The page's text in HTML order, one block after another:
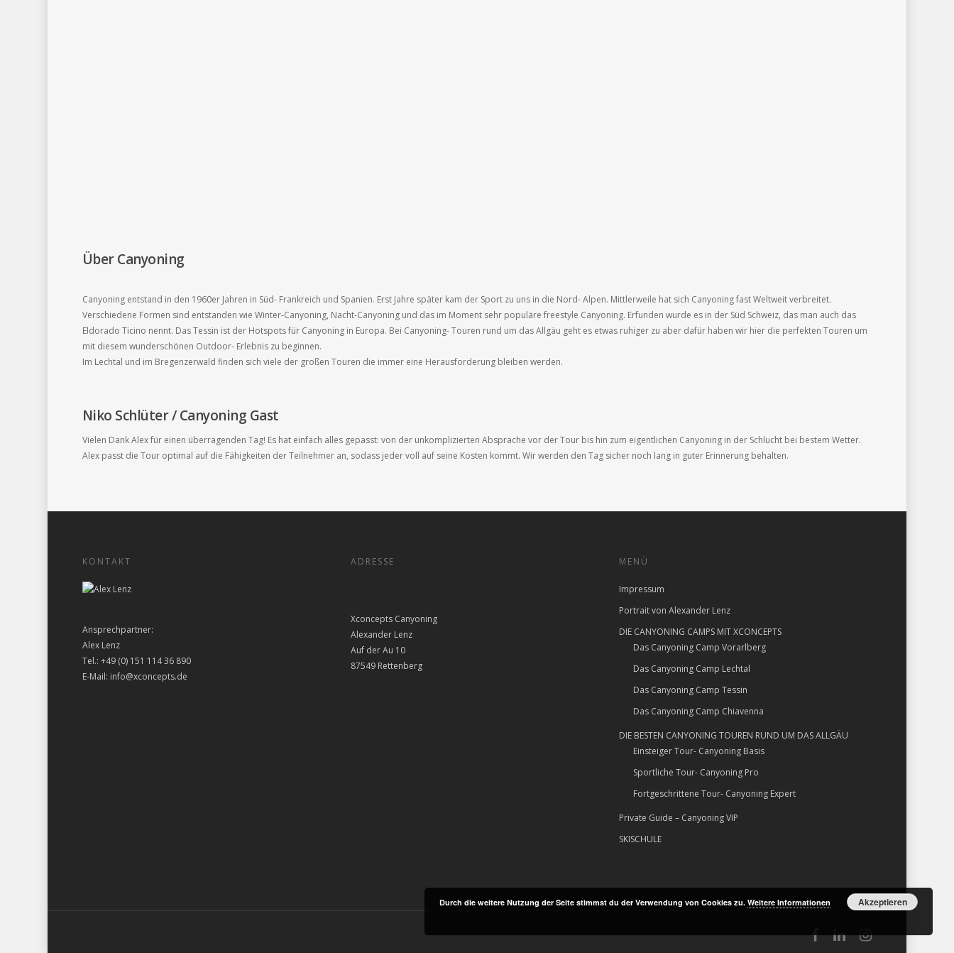
Über Canyoning
Canyoning entstand in den 1960er Jahren in Süd- Frankreich und Spanien. Erst Jahre später kam der Sport zu uns in die Nord- Alpen. Mittlerweile hat sich Canyoning fast Weltweit verbreitet.
Verschiedene Formen sind entstanden wie Winter-Canyoning, Nacht-Canyoning und das im Moment sehr populäre freestyle Canyoning. Erfunden wurde es in der Süd Schweiz, das man auch das
Eldorado Ticino nennt. Das Tessin ist der Hotspots für Canyoning in Europa. Bei Canyoning- Touren rund um das Allgäu geht es etwas ruhiger zu aber dafür haben wir hier die perfekten Touren um
mit diesem wunderschönen Outdoor- Erlebnis zu beginnen.
Im Lechtal und im Bregenzerwald finden sich viele der großen Touren die immer eine Herausforderung bleiben werden.
Niko Schlüter / Canyoning Gast
Vielen Dank Alex für einen überragenden Tag! Es hat einfach alles gepasst: von der unkomplizierten Absprache vor der Tour bis hin zum eigentlichen Canyoning in der Schlucht bei bestem Wetter.
Alex passt die Tour optimal auf die Fähigkeiten der Teilnehmer an, sodass jeder voll auf seine Kosten kommt. Wir werden den Tag sicher noch lang in guter Erinnerung behalten.
KONTAKT
Ansprechpartner:
Alex Lenz
Tel.: +49 (0) 151 114 36 890
E-Mail: info@xconcepts.de
ADRESSE
Xconcepts Canyoning
Alexander Lenz
Auf der Au 10
87549 Rettenberg
MENÜ
Impressum
Portrait von Alexander Lenz
DIE CANYONING CAMPS MIT XCONCEPTS
Das Canyoning Camp Vorarlberg
Das Canyoning Camp Lechtal
Das Canyoning Camp Tessin
Das Canyoning Camp Chiavenna
DIE BESTEN CANYONING TOUREN RUND UM DAS ALLGÄU
Einsteiger Tour- Canyoning Basis
Sportliche Tour- Canyoning Pro
Fortgeschrittene Tour- Canyoning Expert
Private Guide – Canyoning VIP
SKISCHULE
Durch die weitere Nutzung der Seite stimmst du der Verwendung von Cookies zu. Weitere Informationen Akzeptieren